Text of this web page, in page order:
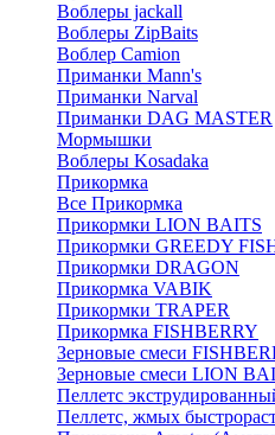
Воблеры jackall
Воблеры ZipBaits
Воблер Camion
Приманки Mann's
Приманки Narval
Приманки DAG MASTER
Мормышки
Воблеры Kosadaka
Прикормка
Все Прикормка
Прикормки LION BAITS
Прикормки GREEDY
Прикормки DRAGON
Прикормка VABIK
Прикормки TRAPER
Прикормка FISHBERRY
Зерновые смеси
Зерновые смеси LION
Пеллетс
Пеллетс, жмых